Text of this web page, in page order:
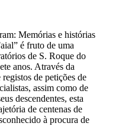
Memórias e histórias
é fruto de uma
de S. Roque do
anos. Através da
de petições de
assim como de
descendentes, esta
de centenas de
à procura de